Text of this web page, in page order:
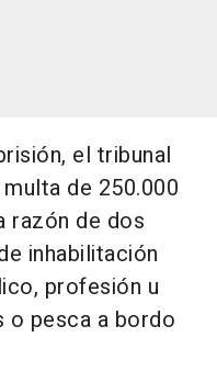
el tribunal
de 250.000
razón de dos
inhabilitación
profesión u
pesca a bordo